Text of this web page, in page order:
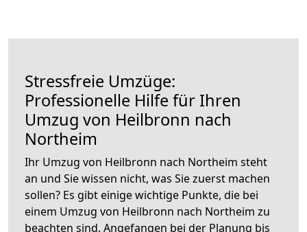
Stressfreie Umzüge:
Professionelle Hilfe für Ihren
Umzug von Heilbronn nach
Northeim
Ihr Umzug von Heilbronn nach Northeim steht
an und Sie wissen nicht, was Sie zuerst machen
sollen? Es gibt einige wichtige Punkte, die bei
einem Umzug von Heilbronn nach Northeim zu
beachten sind. Angefangen bei der Planung bis